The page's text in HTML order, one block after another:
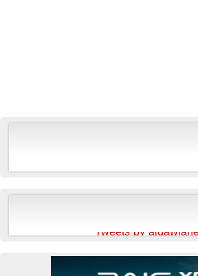
Tweets by